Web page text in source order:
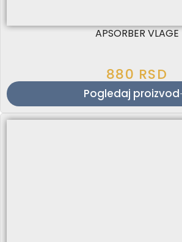
APSORBER VLAGE
880 RSD
Pogledaj proizvod